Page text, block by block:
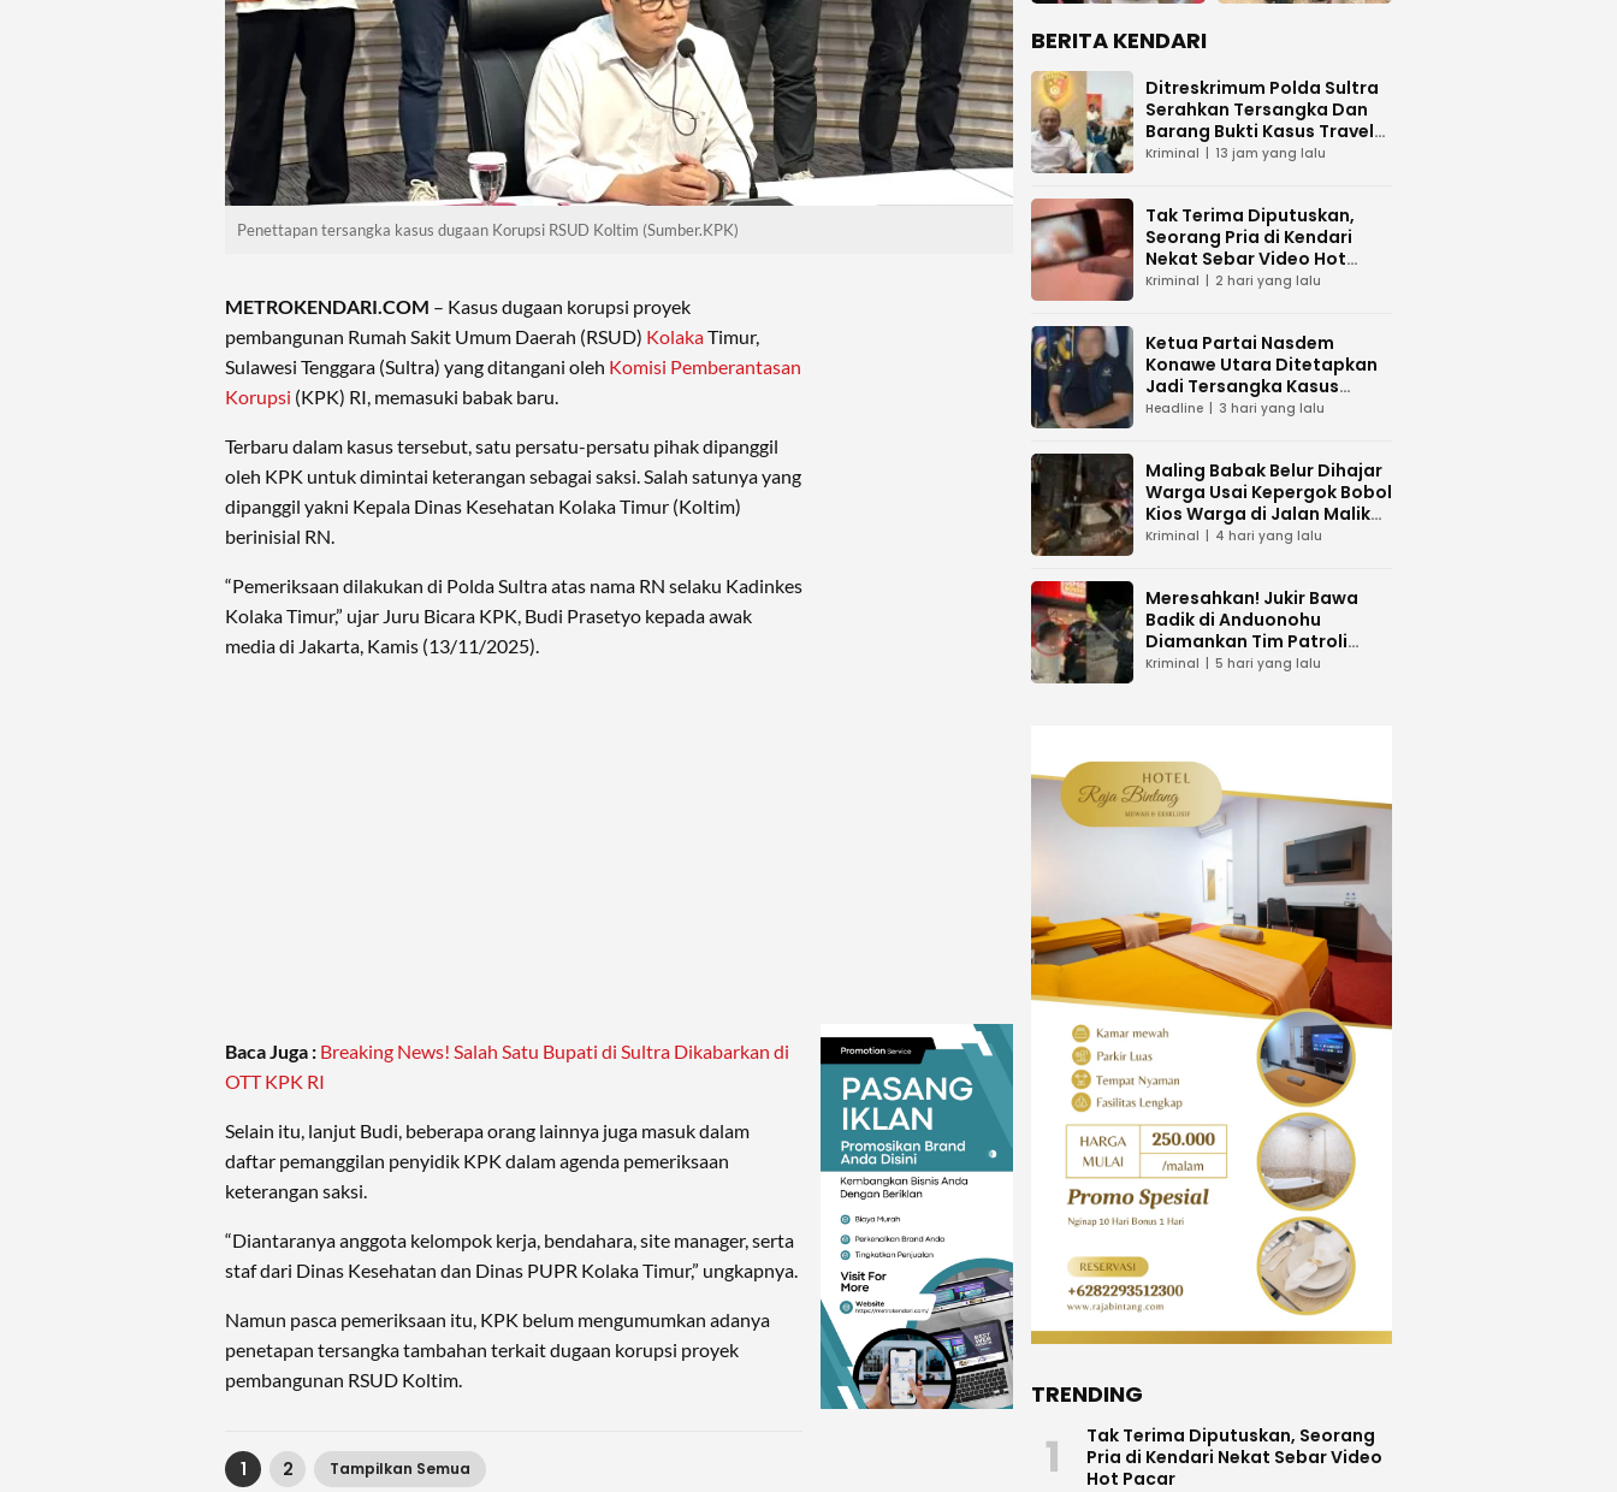
Penettapan tersangka kasus dugaan Korupsi RSUD Koltim (Sumber.KPK)
METROKENDARI.COM – Kasus dugaan korupsi proyek
pembangunan Rumah Sakit Umum Daerah (RSUD) KolakaTimur,
Sulawesi Tenggara (Sultra) yang ditangani oleh Komisi Pemberantasan
Korupsi (KPK) RI, memasuki babak baru.
Terbaru dalam kasus tersebut, satu persatu-persatu pihak dipanggil
oleh KPK untuk dimintai keterangan sebagai saksi. Salah satunya yang
dipanggil yakni Kepala Dinas Kesehatan Kolaka Timur (Koltim)
berinisial RN.
“Pemeriksaan dilakukan di Polda Sultra atas nama RN selaku Kadinkes
Kolaka Timur,” ujar Juru Bicara KPK, Budi Prasetyo kepada awak
media di Jakarta, Kamis (13/11/2025).
Baca Juga : Breaking News! Salah Satu Bupati di Sultra Dikabarkan di
OTT KPK RI
Selain itu, lanjut Budi, beberapa orang lainnya juga masuk dalam
daftar pemanggilan penyidik KPK dalam agenda pemeriksaan
keterangan saksi.
“Diantaranya anggota kelompok kerja, bendahara, site manager, serta
staf dari Dinas Kesehatan dan Dinas PUPR Kolaka Timur,” ungkapnya.
Namun pasca pemeriksaan itu, KPK belum mengumumkan adanya
penetapan tersangka tambahan terkait dugaan korupsi proyek
pembangunan RSUD Koltim.
1 2 Tampilkan Semua
BERITA KENDARI
Ditreskrimum Polda Sultra
Serahkan Tersangka Dan
Barang Bukti Kasus Travel
Umrah ke Kejaksaan
Kriminal 13 jam yang lalu
Tak Terima Diputuskan,
Seorang Pria di Kendari
Nekat Sebar Video Hot
Pacar
Kriminal 2 hari yang lalu
Ketua Partai Nasdem
Konawe Utara Ditetapkan
Jadi Tersangka Kasus
Dugaan Penipuan
Headline 3 hari yang lalu
Maling Babak Belur Dihajar
Warga Usai Kepergok Bobol
Kios Warga di Jalan Malik
Raya Mandonga
Kriminal 4 hari yang lalu
Meresahkan! Jukir Bawa
Badik di Anduonohu
Diamankan Tim Patroli
Polresta Kendari
Kriminal 5 hari yang lalu
TRENDING
1
Tak Terima Diputuskan, Seorang
Pria di Kendari Nekat Sebar Video
Hot Pacar